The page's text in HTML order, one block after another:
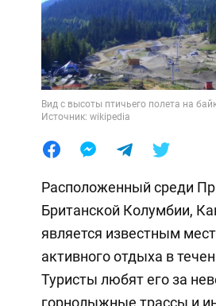
Вид с высоты птичьего полета на
Источник: wikipedia
Расположенный среди
Британской Колумбии,
является известным
активного отдыха в
Туристы любят его за
горнолыжные трассы и